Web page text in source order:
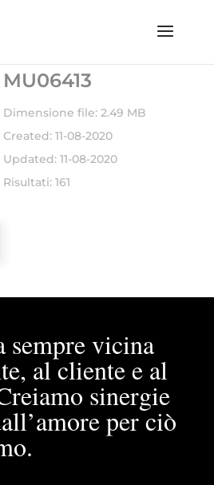
MU06413
Dimensione file: 2.49 MB
Created: 11-08-2020
Updated: 11-08-2020
Risultati: 161
sempre vicina
al cliente e al
sinergie
per ciò